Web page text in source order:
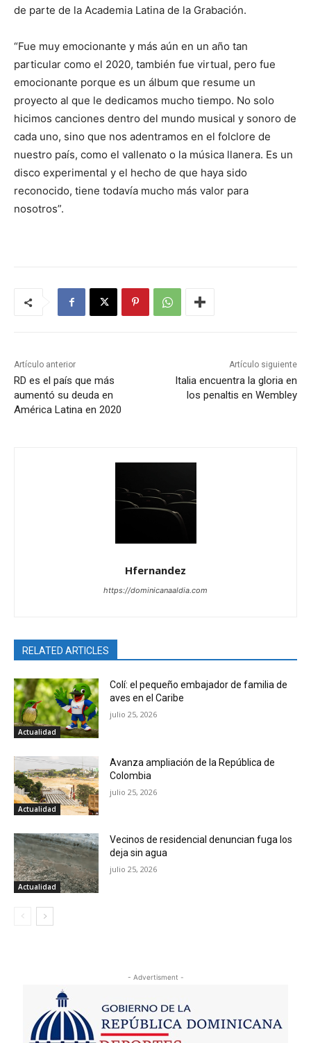
de parte de la Academia Latina de la Grabación.
“Fue muy emocionante y más aún en un año tan
particular como el 2020, también fue virtual, pero fue
emocionante porque es un álbum que resume un
proyecto al que le dedicamos mucho tiempo. No solo
hicimos canciones dentro del mundo musical y sonoro de
cada uno, sino que nos adentramos en el folclore de
nuestro país, como el vallenato o la música llanera. Es un
disco experimental y el hecho de que haya sido
reconocido, tiene todavía mucho más valor para
nosotros”.
Artículo anterior
RD es el país que más
aumentó su deuda en
América Latina en 2020
Artículo siguiente
Italia encuentra la gloria en
los penaltis en Wembley
Hfernandez
https://dominicanaaldia.com
RELATED ARTICLES
Actualidad
Colí: el pequeño embajador de familia de
aves en el Caribe
julio 25, 2026
Actualidad
Avanza ampliación de la República de
Colombia
julio 25, 2026
Actualidad
Vecinos de residencial denuncian fuga los
deja sin agua
julio 25, 2026
- Advertisment -